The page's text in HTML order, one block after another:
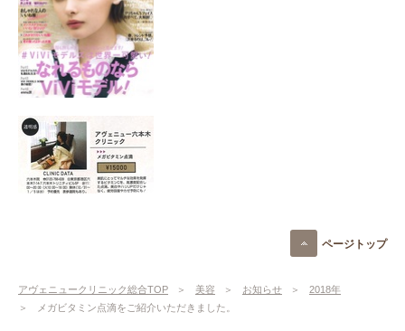
ページトップ
アヴェニュークリニック総合TOP 美容 お知らせ
2018年
メガビタミン点滴をご紹介いただきました。